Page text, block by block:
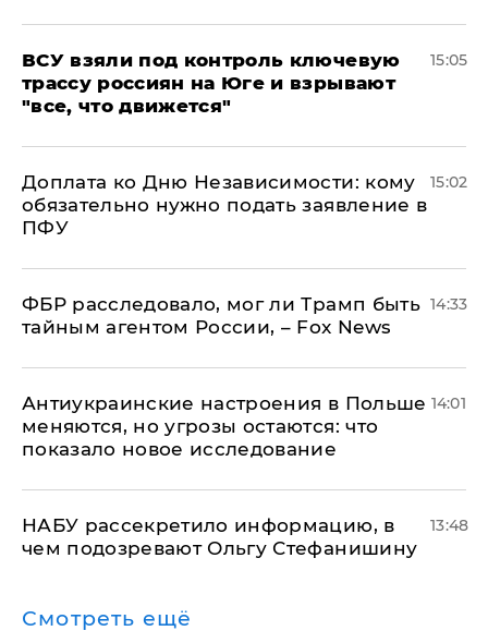
ВСУ взяли под контроль ключевую
трассу россиян на Юге и взрывают
"все, что движется"
15:05
Доплата ко Дню Независимости: кому
обязательно нужно подать заявление в
ПФУ
15:02
ФБР расследовало, мог ли Трамп быть
тайным агентом России, – Fox News
14:33
Антиукраинские настроения в Польше
меняются, но угрозы остаются: что
показало новое исследование
14:01
НАБУ рассекретило информацию, в
чем подозревают Ольгу Стефанишину
13:48
Смотреть ещё